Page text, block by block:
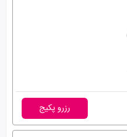
رزرو پکیج